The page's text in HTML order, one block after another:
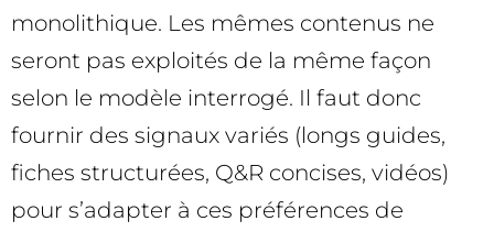
monolithique. Les mêmes contenus ne
seront pas exploités de la même façon
selon le modèle interrogé. Il faut donc
fournir des signaux variés (longs guides,
fiches structurées, Q&R concises, vidéos)
pour s’adapter à ces préférences de